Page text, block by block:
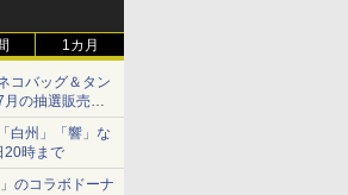
1カ月
コバッグ＆タン
の抽選販売の
白州」「響」な
20時まで
のコラボドーナ